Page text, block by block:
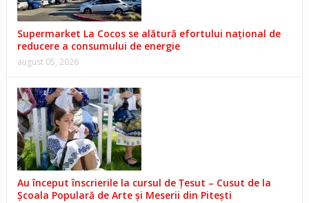
Supermarket La Cocos se alătură efortului național de
reducere a consumului de energie
august 05, 2026
Au început înscrierile la cursul de Țesut – Cusut de la
Școala Populară de Arte și Meserii din Pitești